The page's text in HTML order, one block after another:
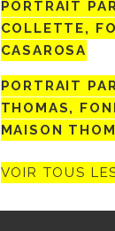
PORTRAIT
COLLETTE,
CASAROSA
PORTRAIT
THOMAS,
MAISON
VOIR TOUS